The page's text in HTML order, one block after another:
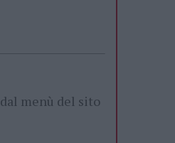
dal menù del sito